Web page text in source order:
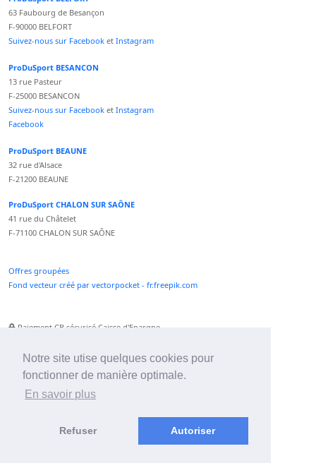
Notre site utise quelques cookies pour
fonctionner de manière optimale.
En savoir plus
Refuser Autoriser
63 Faubourg de Besançon
F-90000 BELFORT
Suivez-nous sur Facebook et Instagram
ProDuSport BESANCON
13 rue Pasteur
F-25000 BESANCON
Suivez-nous sur Facebook et Instagram
Facebook
ProDuSport BEAUNE
32 rue d'Alsace
F-21200 BEAUNE
ProDuSport CHALON SUR SAÔNE
41 rue du Châtelet
F-71100 CHALON SUR SAÔNE
Offres groupées
Fond vecteur créé par vectorpocket - fr.freepik.com
Paiement CB sécurisé Caisse d'Epargne
Paiement Paypal accepté